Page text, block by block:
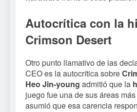
Autocrítica con la
Crimson Desert
Otro punto llamativo de las
CEO es la autocrítica sobre
Heo Jin-young admitió que la
juego fue una de sus áreas
asumió que esa carencia